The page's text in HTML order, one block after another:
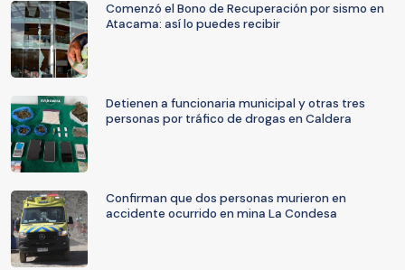
Comenzó el Bono de Recuperación por sismo en
Atacama: así lo puedes recibir
Detienen a funcionaria municipal y otras tres
personas por tráfico de drogas en Caldera
Confirman que dos personas murieron en
accidente ocurrido en mina La Condesa